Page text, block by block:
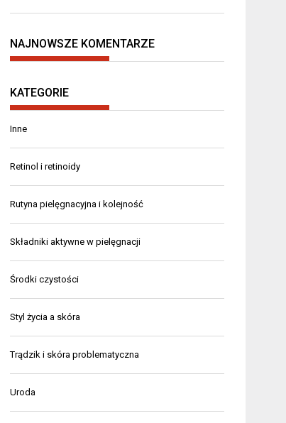
NAJNOWSZE KOMENTARZE
KATEGORIE
Inne
Retinol i retinoidy
Rutyna pielęgnacyjna i kolejność
Składniki aktywne w pielęgnacji
Środki czystości
Styl życia a skóra
Trądzik i skóra problematyczna
Uroda